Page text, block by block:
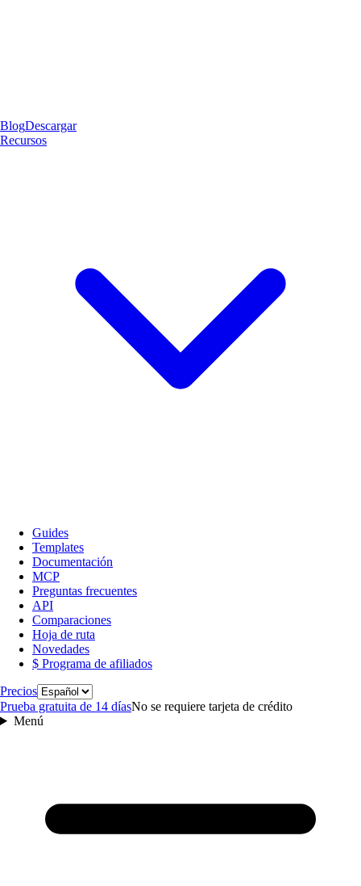
BlogDescargar
Recursos
Guides
Templates
Documentación
MCP
Preguntas frecuentes
API
Comparaciones
Hoja de ruta
Novedades
$ Programa de afiliados
PreciosIdioma
Prueba gratuita de 14 díasNo se requiere tarjeta de crédito
Menú